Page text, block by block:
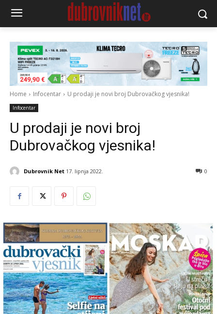
Home Infocentar U prodaji je novi broj Dubrovačkog vjesnika!
Infocentar
U prodaji je novi broj
Dubrovačkog vjesnika!
Dubrovnik Net 17. lipnja 2022. 0